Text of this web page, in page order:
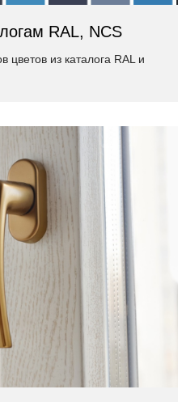
RAL, NCS
цветов из каталога RAL и